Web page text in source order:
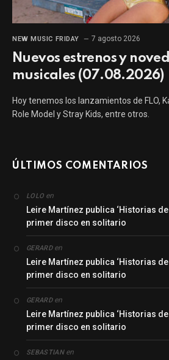
NEW MUSIC FRIDAY 7 agosto 2026
Nuevos estrenos y
musicales (07.08.2026)
Hoy tenemos los lanzamientos de FLO,
Role Model y Stray Kids, entre otros.
ÚLTIMOS COMENTARIOS
LOLO en
Leire Martínez publica ‘Historias de
primer disco en solitario
GERARDen
Leire Martínez publica ‘Historias de
primer disco en solitario
GERARDen
Leire Martínez publica ‘Historias de
primer disco en solitario
SEBASTIANen